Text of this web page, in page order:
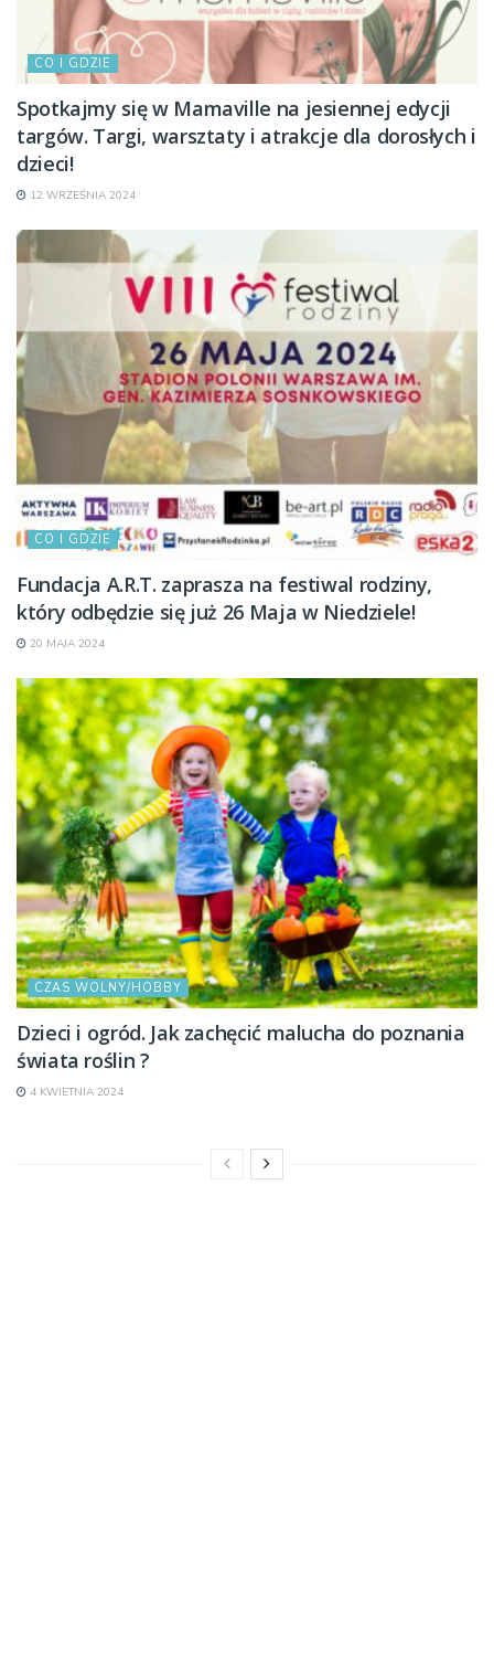
CO I GDZIE
Spotkajmy się w Mamaville na jesiennej edycji
targów. Targi, warsztaty i atrakcje dla dorosłych i
dzieci!
12 WRZEŚNIA 2024
CO I GDZIE
Fundacja A.R.T. zaprasza na festiwal rodziny,
który odbędzie się już 26 Maja w Niedziele!
20 MAJA 2024
CZAS WOLNY/HOBBY
Dzieci i ogród. Jak zachęcić malucha do poznania
świata roślin ?
4 KWIETNIA 2024